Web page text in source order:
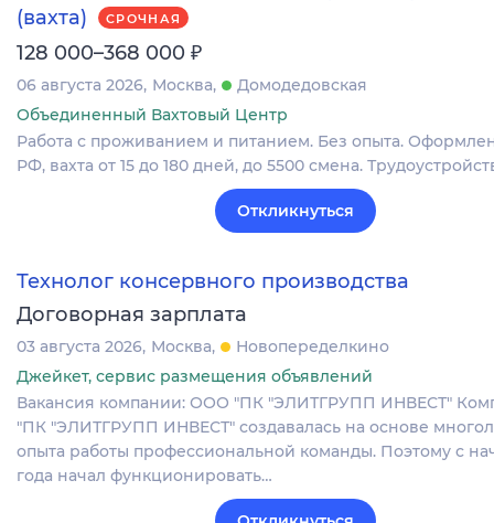
(вахта)
СРОЧНАЯ
128 000–368 000 ₽
06 августа 2026 Москва
Домодедовская
Объединенный Вахтовый Центр
Работа с проживанием и питанием. Без опыта.
РФ, вахта от 15 до 180 дней, до 5500 смена.
Откликнуться
Технолог консервного производства
Договорная зарплата
03 августа 2026 Москва
Новопеределкино
Джейкет, сервис размещения объявлений
Вакансия компании: ООО "ПК "ЭЛИТГРУПП ИНВЕСТ"
"ПК "ЭЛИТГРУПП ИНВЕСТ" создавалась на основе
опыта работы профессиональной команды. Поэтому с
года начал функционировать…